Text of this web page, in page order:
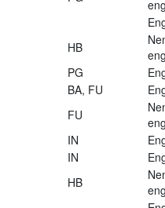
HB
PG
BA, FU
FU
IN
IN
HB